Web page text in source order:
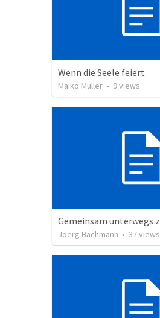
Wenn die Seele feiert
Maiko Müller • 9views
Joerg Bachmann • 37views